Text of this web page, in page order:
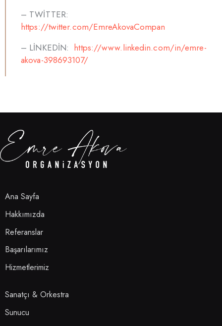
– TWİTTER:
https://twitter.com/EmreAkovaCompan
– LİNKEDİN: https://www.linkedin.com/in/emre-
akova-398693107/
Ana Sayfa
Hakkımızda
Referanslar
Başarılarımız
Hizmetlerimiz
Sanatçı & Orkestra
Sunucu